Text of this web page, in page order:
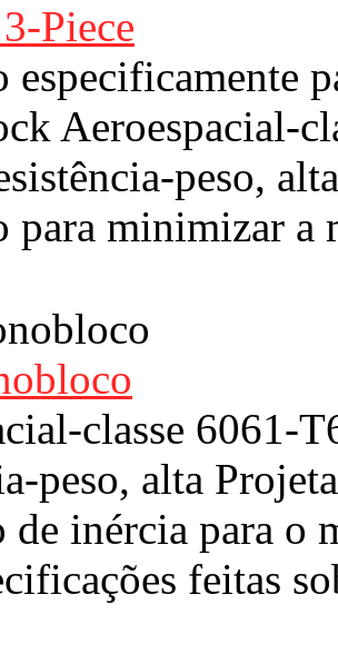
Piece
especificamente
Aeroespacial-
peso,
para minimizar a
classe 6061-
peso, alta
de inércia para o
feitas